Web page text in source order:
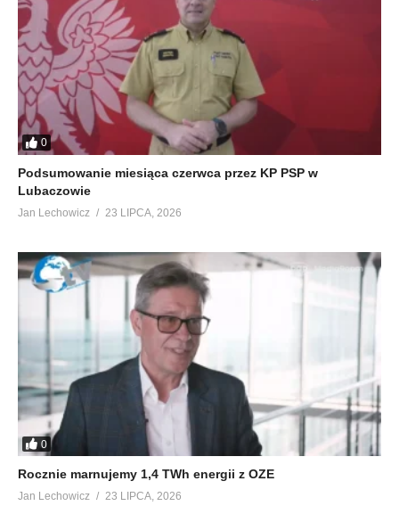
0
Podsumowanie miesiąca czerwca przez KP PSP w
Lubaczowie
Jan Lechowicz 23 LIPCA, 2026
0
Rocznie marnujemy 1,4 TWh energii z OZE
Jan Lechowicz 23 LIPCA, 2026